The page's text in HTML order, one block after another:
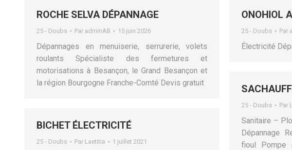
ROCHE SELVA DÉPANNAGE
25 - Doubs Par adminAB 15 juin 2026
Dépannages en menuiserie, serrurerie, volets
roulants Spécialiste des fermetures et
motorisations à Besançon, le Grand Besançon et
la région Bourgogne Franche-Comté Devis gratuit
ONOHIOL
25 - Doubs Par
Électricité
25 - Doubs Par
Sanitaire –
Dépannage
fioul Pompe
BICHET ÉLECTRICITÉ
25 - Doubs Par Laetitia 1 juillet 2021